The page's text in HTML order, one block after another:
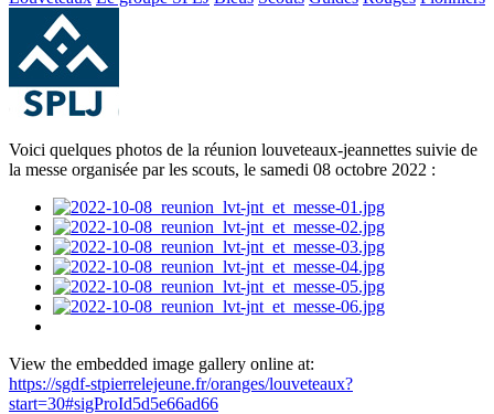
Voici quelques photos de la réunion louveteaux-jeannettes suivie de
la messe organisée par les scouts, le samedi 08 octobre 2022 :
View the embedded image gallery online at:
https://sgdf-stpierrelejeune.fr/oranges/louveteaux?
start=30#sigProId5d5e66ad66